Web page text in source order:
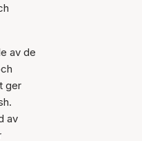
av de
ger
av